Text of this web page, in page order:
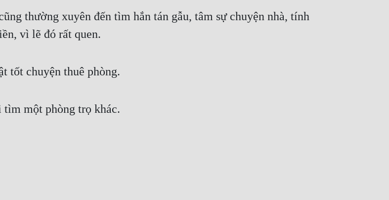
thường xuyên đến tìm hắn tán gẫu, tâm sự chuyện nhà, tính
vì lẽ đó rất quen.
tốt chuyện thuê phòng.
tìm một phòng trọ khác.